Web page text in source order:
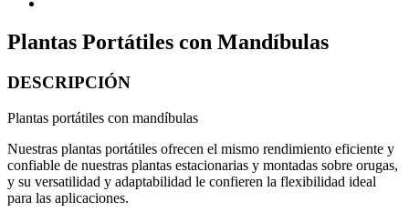
Plantas Portátiles con Mandíbulas
DESCRIPCIÓN
Plantas portátiles con mandíbulas
Nuestras plantas portátiles ofrecen el mismo rendimiento eficiente y
confiable de nuestras plantas estacionarias y montadas sobre orugas,
y su versatilidad y adaptabilidad le confieren la flexibilidad ideal
para las aplicaciones.